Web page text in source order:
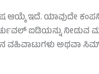
ಆಯ್ಕೆ ಇದೆ. ಯಾವುದೇ
ಐಡಿಯನ್ನು ನೀಡುವ
ವಹಿವಾಟುಗಳು ಅಥವಾ